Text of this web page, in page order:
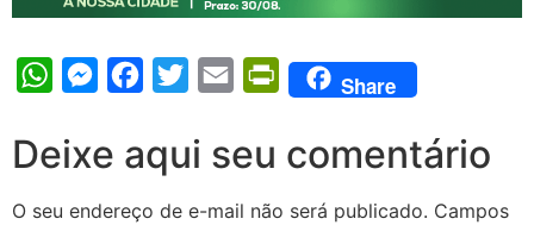
WhatsAppMessengerFacebook
Twitter Email PrintFriendly
Share
Deixe aqui seu comentário
O seu endereço de e-mail não será publicado. Campos